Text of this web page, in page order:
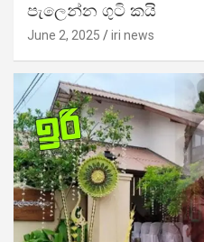
පැලෙන්න ගුටි කයි
June 2, 2025 iri news